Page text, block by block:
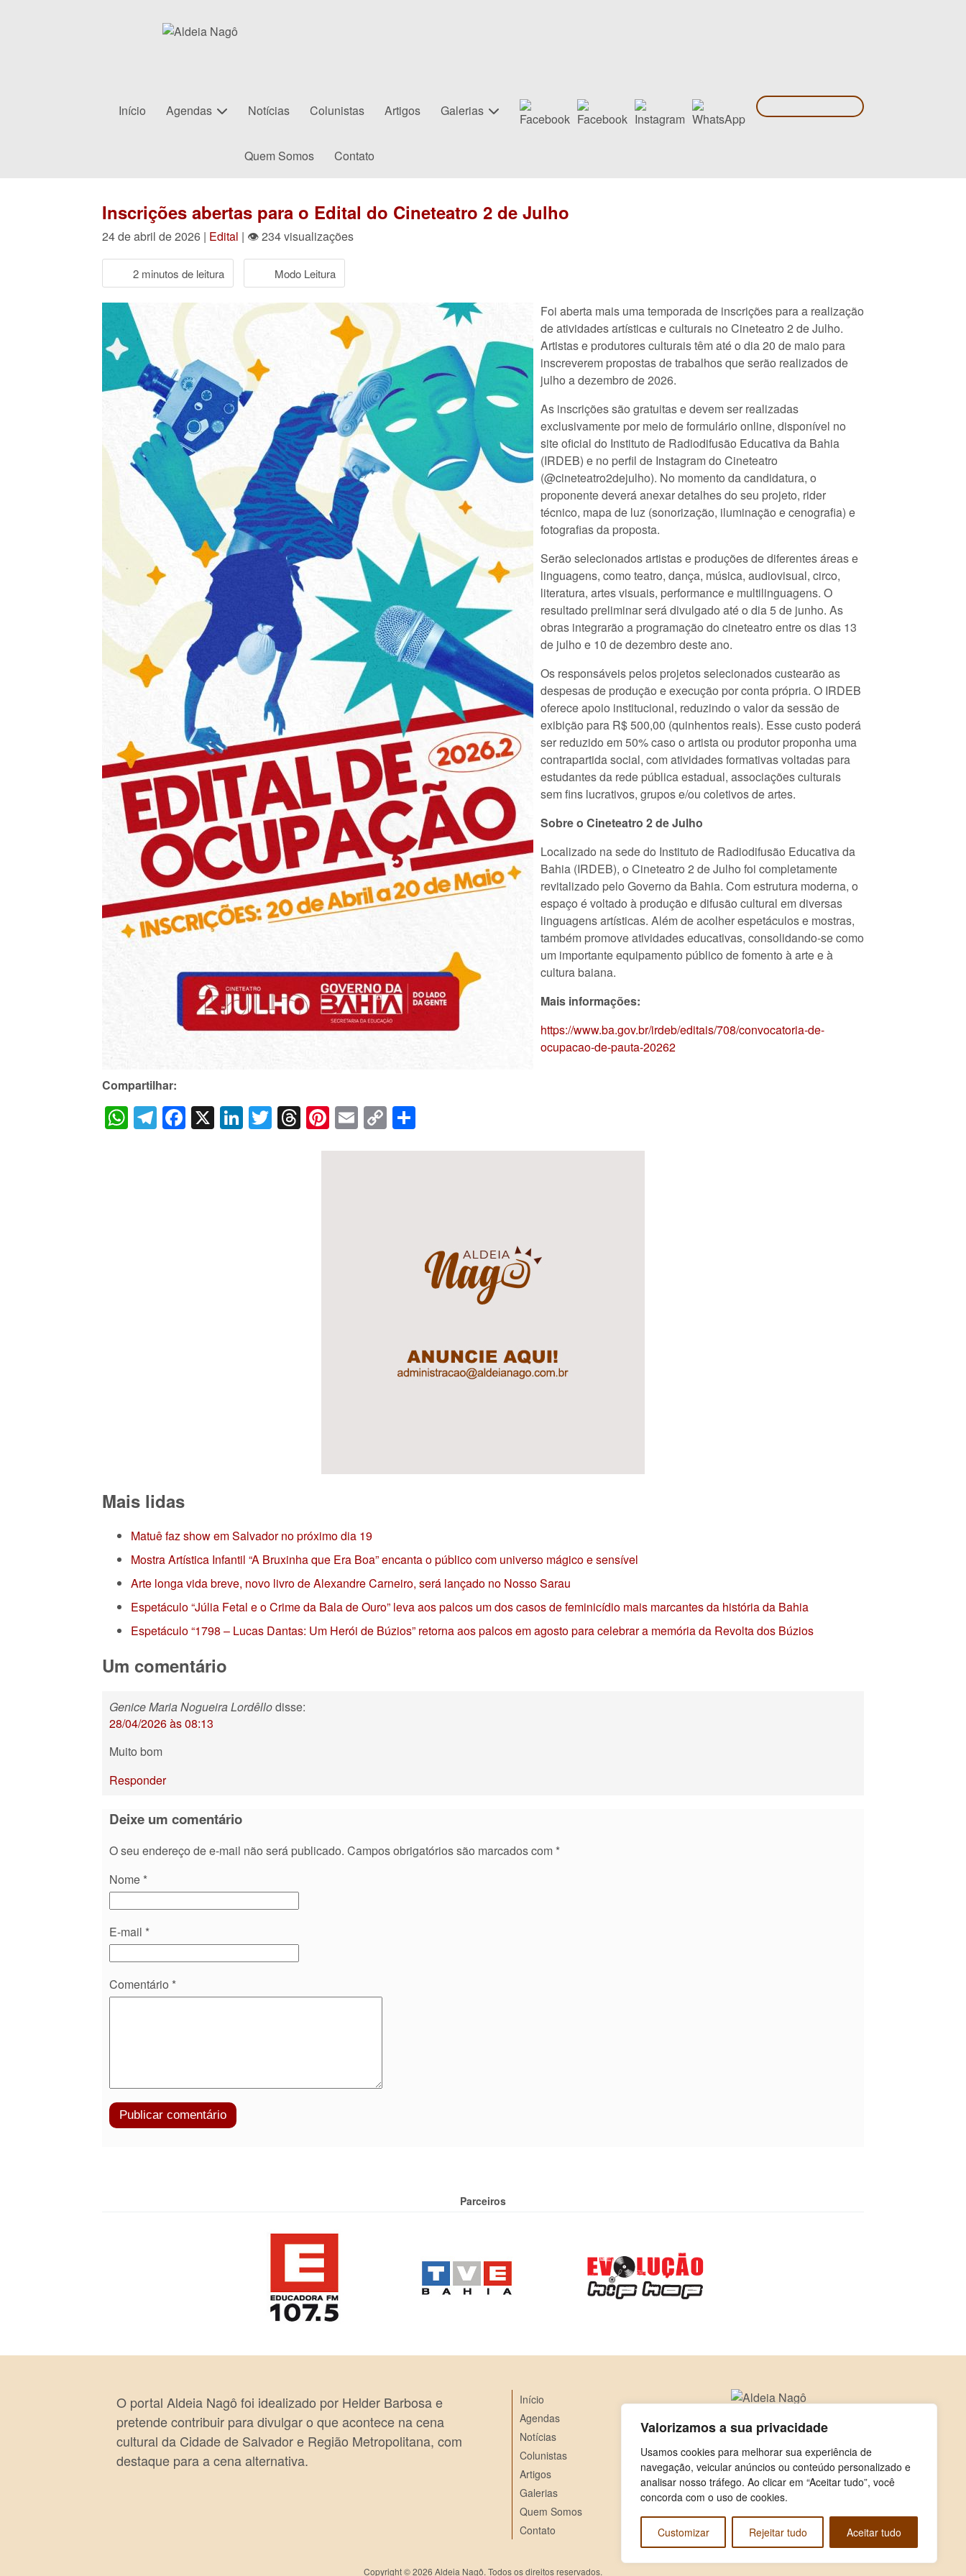
Valorizamos a sua privacidade
Usamos cookies para melhorar sua experiência de
navegação, veicular anúncios ou conteúdo personalizado e
analisar nosso tráfego. Ao clicar em “Aceitar tudo”, você
concorda com o uso de cookies.
Customizar Rejeitar tudo Aceitar tudo
Início Agendas Notícias Colunistas Artigos Galerias
Quem Somos Contato
Inscrições abertas para o Edital do Cineteatro 2 de Julho
24 de abril de 2026 | Edital | 👁 234 visualizações
2 minutos de leitura Modo Leitura
Foi aberta mais uma temporada de inscrições para a realização
de atividades artísticas e culturais no Cineteatro 2 de Julho.
Artistas e produtores culturais têm até o dia 20 de maio para
inscreverem propostas de trabalhos que serão realizados de
julho a dezembro de 2026.
As inscrições são gratuitas e devem ser realizadas
exclusivamente por meio de formulário online, disponível no
site oficial do Instituto de Radiodifusão Educativa da Bahia
(IRDEB) e no perfil de Instagram do Cineteatro
(@cineteatro2dejulho). No momento da candidatura, o
proponente deverá anexar detalhes do seu projeto, rider
técnico, mapa de luz (sonorização, iluminação e cenografia) e
fotografias da proposta.
Serão selecionados artistas e produções de diferentes áreas e
linguagens, como teatro, dança, música, audiovisual, circo,
literatura, artes visuais, performance e multilinguagens. O
resultado preliminar será divulgado até o dia 5 de junho. As
obras integrarão a programação do cineteatro entre os dias 13
de julho e 10 de dezembro deste ano.
Os responsáveis pelos projetos selecionados custearão as
despesas de produção e execução por conta própria. O IRDEB
oferece apoio institucional, reduzindo o valor da sessão de
exibição para R$ 500,00 (quinhentos reais). Esse custo poderá
ser reduzido em 50% caso o artista ou produtor proponha uma
contrapartida social, com atividades formativas voltadas para
estudantes da rede pública estadual, associações culturais
sem fins lucrativos, grupos e/ou coletivos de artes.
Sobre o Cineteatro 2 de Julho
Localizado na sede do Instituto de Radiodifusão Educativa da
Bahia (IRDEB), o Cineteatro 2 de Julho foi completamente
revitalizado pelo Governo da Bahia. Com estrutura moderna, o
espaço é voltado à produção e difusão cultural em diversas
linguagens artísticas. Além de acolher espetáculos e mostras,
também promove atividades educativas, consolidando-se como
um importante equipamento público de fomento à arte e à
cultura baiana.
Mais informações:
https://www.ba.gov.br/irdeb/editais/708/convocatoria-de-
ocupacao-de-pauta-20262
Compartilhar:
WhatsApp
Telegram
Facebook
X LinkedIn
Twitter
Threads
Pinterest
Email
Copy
Link
Mais lidas
Matuê faz show em Salvador no próximo dia 19
Mostra Artística Infantil “A Bruxinha que Era Boa” encanta o público com universo mágico e sensível
Arte longa vida breve, novo livro de Alexandre Carneiro, será lançado no Nosso Sarau
Espetáculo “Júlia Fetal e o Crime da Bala de Ouro” leva aos palcos um dos casos de feminicídio mais marcantes da história da Bahia
Espetáculo “1798 – Lucas Dantas: Um Herói de Búzios” retorna aos palcos em agosto para celebrar a memória da Revolta dos Búzios
Um comentário
Genice Maria Nogueira Lordêllodisse:
28/04/2026 às 08:13
Muito bom
Responder
Deixe um comentário
O seu endereço de e-mail não será publicado. Campos obrigatórios são marcados com *
Nome *
E-mail *
Comentário *
Parceiros
O portal Aldeia Nagô foi idealizado por Helder Barbosa e
pretende contribuir para divulgar o que acontece na cena
cultural da Cidade de Salvador e Região Metropolitana, com
destaque para a cena alternativa.
Início
Agendas
Notícias
Colunistas
Artigos
Galerias
Quem Somos
Contato
Copyright © 2026 Aldeia Nagô. Todos os direitos reservados.